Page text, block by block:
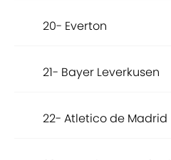
20- Everton
21- Bayer Leverkusen
22- Atletico de Madrid